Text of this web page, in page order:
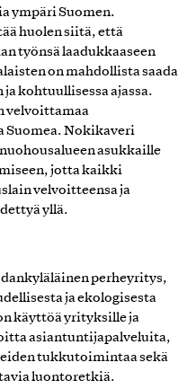
ympäri Suomen.
huolen siitä, että
työnsä laadukkaaseen
on mahdollista saada
kohtuullisessa ajassa.
velvoittamaa
Suomea. Nokikaveri
asukkaille
jotta kaikki
velvoitteensa ja
yllä.
perheyritys,
ja ekologisesta
käyttöä yrityksille ja
asiantuntijapalveluita,
tukkutoimintaa sekä
luontoretkiä.